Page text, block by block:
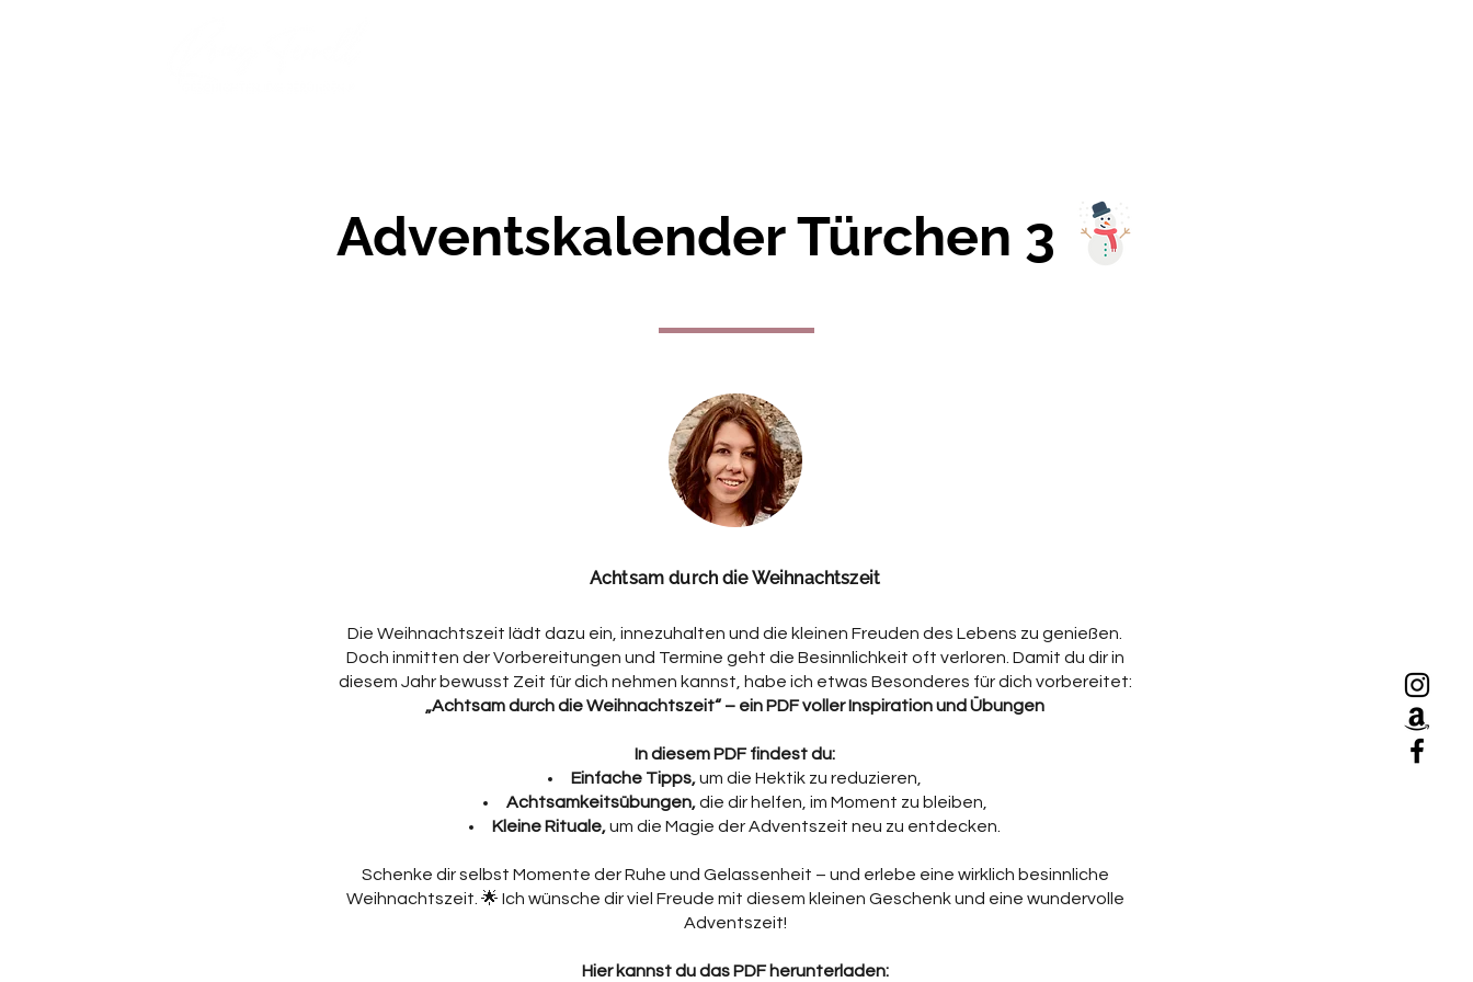
Adventskalender Türchen 3
Achtsam durch die Weihnachtszeit
Die Weihnachtszeit lädt dazu ein, innezuhalten und die kleinen Freuden des Lebens zu genießen.
Doch inmitten der Vorbereitungen und Termine geht die Besinnlichkeit oft verloren. Damit du dir in
diesem Jahr bewusst Zeit für dich nehmen kannst, habe ich etwas Besonderes für dich vorbereitet:
„Achtsam durch die Weihnachtszeit“ – ein PDF voller Inspiration und Übungen
In diesem PDF findest du:
Einfache Tipps,um die Hektik zu reduzieren,
Achtsamkeitsübungen,die dir helfen, im Moment zu bleiben,
Kleine Rituale,um die Magie der Adventszeit neu zu entdecken.
Schenke dir selbst Momente der Ruhe und Gelassenheit – und erlebe eine wirklich besinnliche
Weihnachtszeit. 🌟 Ich wünsche dir viel Freude mit diesem kleinen Geschenk und eine wundervolle
Adventszeit!
Hier kannst du das PDF herunterladen: